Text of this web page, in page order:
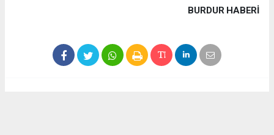
BURDUR HABERİ